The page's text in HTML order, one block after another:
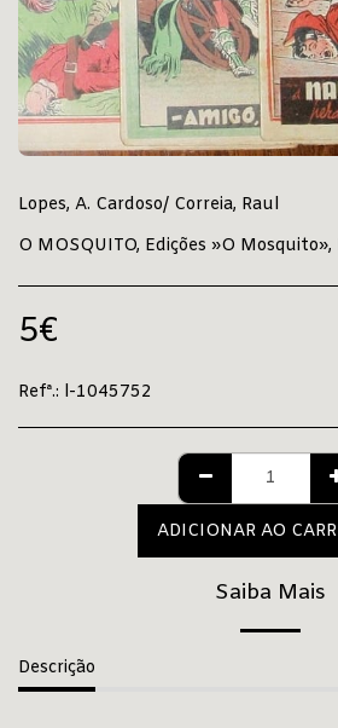
Lopes, A. Cardoso/ Correia, Raul
O MOSQUITO, Edições »O Mosquito»,
5€
Refª.: l-1045752
ADICIONAR AO
Saiba Mais
Descrição